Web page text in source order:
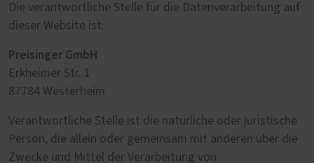
Die verantwortliche Stelle für die Datenverarbeitung auf
dieser Website ist:
Preisinger GmbH
Erkheimer Str. 1
87784 Westerheim
Verantwortliche Stelle ist die natürliche oder juristische
Person, die allein oder gemeinsam mit anderen über die
Zwecke und Mittel der Verarbeitung von